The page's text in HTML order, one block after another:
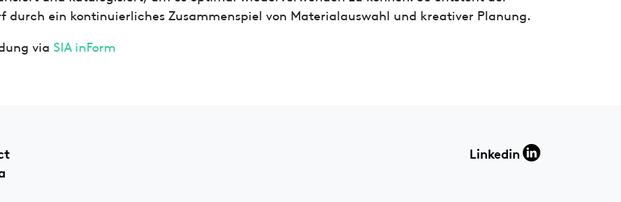
durch ein kontinuierliches Zusammenspiel von Materialauswahl und kreativer Planung.
via SIA inForm
Linkedin